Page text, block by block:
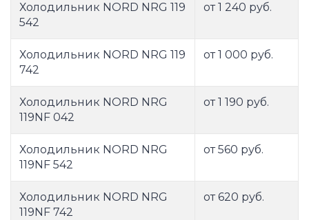
Холодильник NORD NRG 119
542
от 1 240 руб.
Холодильник NORD NRG 119
742
от 1 000 руб.
Холодильник NORD NRG
119NF 042
от 1 190 руб.
Холодильник NORD NRG
119NF 542
от 560 руб.
Холодильник NORD NRG
119NF 742
от 620 руб.